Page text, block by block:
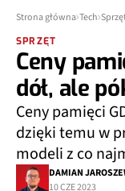
Strona główna Tech
SPRZĘT
Ceny
dół, ale
Ceny pamięci
dzięki temu w
modeli z co
DAMIAN
10 CZE 2023